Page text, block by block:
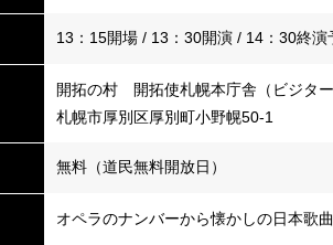
13：15開場 / 13：30開演 / 14：30終演
開拓の村 開拓使札幌本庁舎（ビジタ
札幌市厚別区厚別町小野幌50-1
無料（道民無料開放日）
オペラのナンバーから懐かしの日本歌